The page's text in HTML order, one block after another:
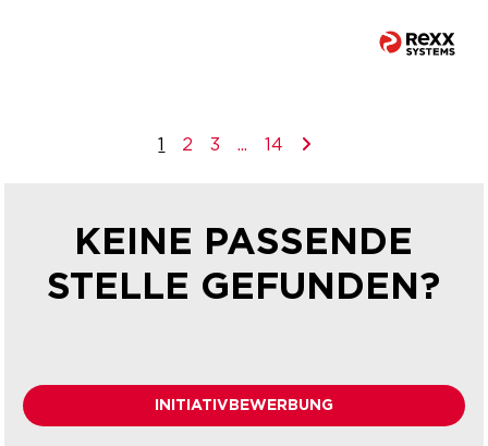
1 2 3 ... 14
KEINE PASSENDE
STELLE GEFUNDEN?
INITIATIVBEWERBUNG